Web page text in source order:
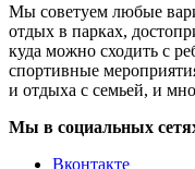
Мы советуем любые
отдых в парках,
куда можно сходить с
спортивные
и отдыха с семьей, и
Мы в социальных
Вконтакте